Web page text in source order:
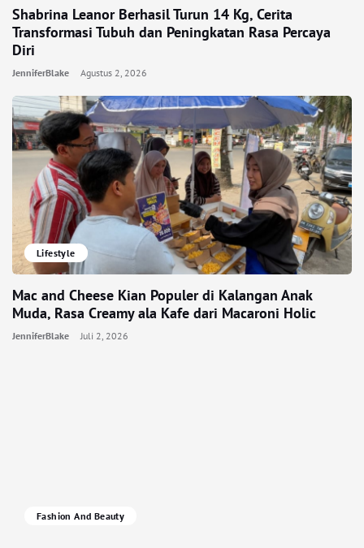
Shabrina Leanor Berhasil Turun 14 Kg, Cerita
Transformasi Tubuh dan Peningkatan Rasa Percaya
Diri
JenniferBlake Agustus 2, 2026
Lifestyle
Mac and Cheese Kian Populer di Kalangan Anak
Muda, Rasa Creamy ala Kafe dari Macaroni Holic
JenniferBlake Juli 2, 2026
Fashion And Beauty